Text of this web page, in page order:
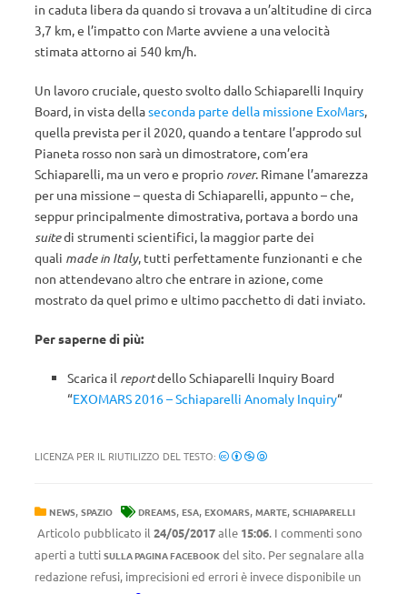
in caduta libera da quando si trovava a un’altitudine di circa
3,7 km, e l’impatto con Marte avviene a una velocità
stimata attorno ai 540 km/h.
Un lavoro cruciale, questo svolto dallo Schiaparelli Inquiry
Board, in vista dellaseconda parte della missione ExoMars,
quella prevista per il 2020, quando a tentare l’approdo sul
Pianeta rosso non sarà un dimostratore, com’era
Schiaparelli, ma un vero e proprio rover. Rimane l’amarezza
per una missione – questa di Schiaparelli, appunto – che,
seppur principalmente dimostrativa, portava a bordo una
suitedi strumenti scientifici, la maggior parte dei
quali made in Italy, tutti perfettamente funzionanti e che
non attendevano altro che entrare in azione, come
mostrato da quel primo e ultimo pacchetto di dati inviato.
Per saperne di più:
Scarica il reportdello Schiaparelli Inquiry Board
“EXOMARS 2016 – Schiaparelli Anomaly Inquiry“
LICENZA PER IL RIUTILIZZO DEL TESTO:
NEWS, SPAZIO DREAMS, ESA, EXOMARS, MARTE, SCHIAPARELLI
Articolo pubblicato il 24/05/2017alle 15:06. I commenti sono
aperti a tutti SULLA PAGINA FACEBOOK del sito. Per segnalare alla
redazione refusi, imprecisioni ed errori è invece disponibile un